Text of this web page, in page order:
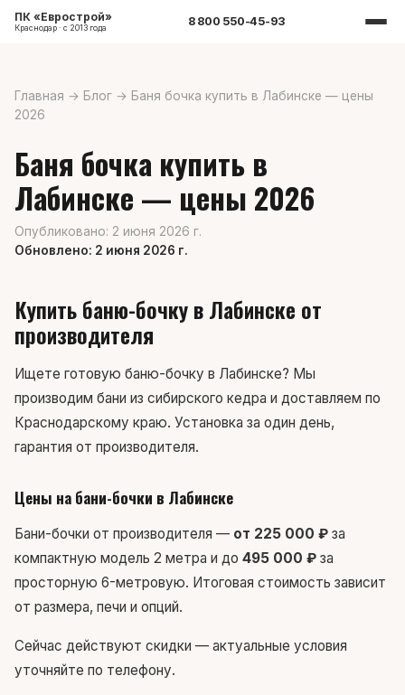
ПК «Еврострой»
Краснодар · с 2013 года 8 800 550-45-93
Главная → Блог → Баня бочка купить в Лабинске — цены
2026
Баня бочка купить в
Лабинске — цены 2026
Опубликовано: 2 июня 2026 г.
Обновлено: 2 июня 2026 г.
Купить баню-бочку в Лабинске от
производителя
Ищете готовую баню-бочку в Лабинске? Мы
производим бани из сибирского кедра и доставляем по
Краснодарскому краю. Установка за один день,
гарантия от производителя.
Цены на бани-бочки в Лабинске
Бани-бочки от производителя — от 225 000 ₽ за
компактную модель 2 метра и до 495 000 ₽ за
просторную 6-метровую. Итоговая стоимость зависит
от размера, печи и опций.
Сейчас действуют скидки — актуальные условия
уточняйте по телефону.